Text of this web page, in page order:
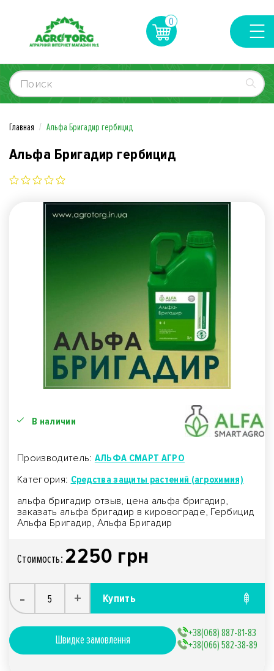
0
Главная Альфа Бригадир гербицид
Альфа Бригадир гербицид
В наличии
Производитель: АЛЬФА СМАРТ АГРО
Категория: Средства защиты растений (агрохимия)
альфа бригадир отзыв, цена альфа бригадир,
заказать альфа бригадир в кировограде, Гербицид
Альфа Бригадир, Альфа Бригадир
Стоимость: 2250 грн
- + Купить
Швидке замовлення
+38(068) 887-81-83
+38(066) 582-38-89